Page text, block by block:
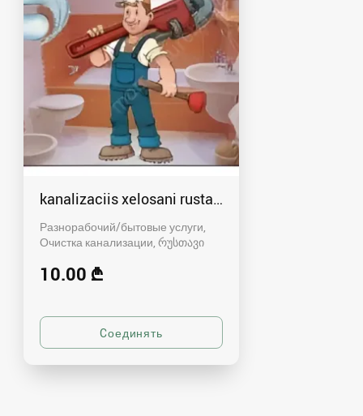
kanalizaciis xelosani rustavshi - 591 00 46 80
Разнорабочий/бытовые услуги,
Очистка канализации რუსთავი
10.00 ₾